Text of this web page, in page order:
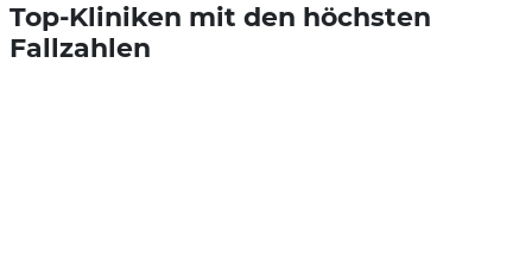
Top-Kliniken mit den höchsten
Fallzahlen